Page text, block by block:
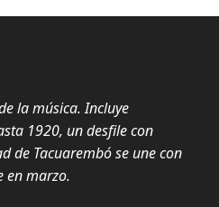
la música. Incluye
1920, un desfile con
de Tacuarembó se une con
en marzo.